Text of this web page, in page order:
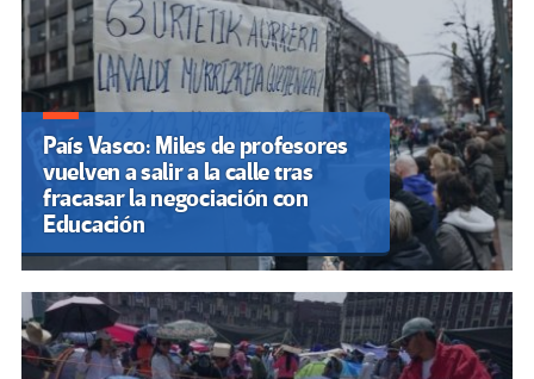
País Vasco: Miles de profesores
vuelven a salir a la calle tras
fracasar la negociación con
Educación